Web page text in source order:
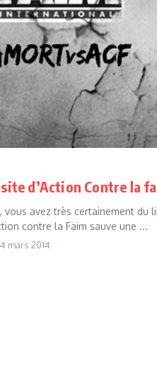
d’Action Contre la
vous avez très certainement
contre la Faim sauve une ...
4 mars 2014